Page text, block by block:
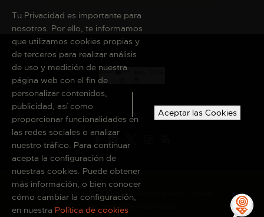
Copyright © 2026 El Museo Canario · Todos
los derechos reservados
Tu Privacidad es importante para
nosotros. Por ello, te informamos
que utilizamos cookies propias y
de terceros para realizar análisis
de uso y medición de nuestra
página web con el fin de
personalizar contenidos,
publicidad, así como
proporcionar funcionalidades en
las redes sociales o analizar
nuestro tráfico. Para continuar
acepta la configuración de
nuestras cookies. Puede obtener
más información, o bien conocer
cómo cambiar la configuración,
en nuestra Política de cookies
Aceptar las Cookies